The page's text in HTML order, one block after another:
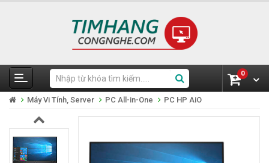
0
Máy Vi Tính, Server PC All-in-One PC HP AiO